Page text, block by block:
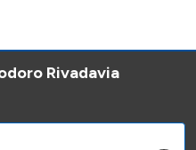
Rivadavia